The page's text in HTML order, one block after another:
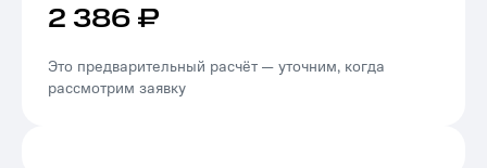
2 386 ₽
Это предварительный расчёт — уточним, когда
рассмотрим заявку